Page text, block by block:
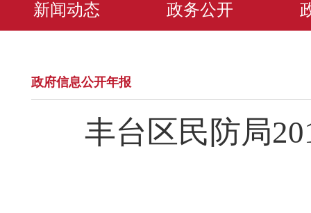
新闻动态 政务公开
政府信息公开年报
丰台区民防局